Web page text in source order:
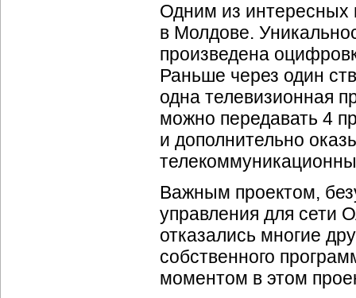
Одним из интересных
в Молдове.
произведена
Раньше через один
одна телевизионная
можно передавать 4
и дополнительно
Важным проектом,
управления для сети
отказались многие
собственного
моментом в этом